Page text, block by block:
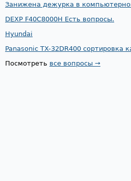
Занижена дежурка в
DEXP F40C8000H Есть вопросы.
Hyundai
Panasonic TX-32DR400 сортировка
Посмотреть все вопросы →